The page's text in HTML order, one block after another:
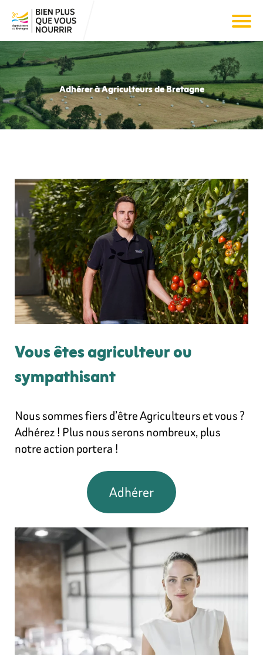
Adhérer à Agriculteurs de Bretagne
Vous êtes agriculteur ou
sympathisant
Nous sommes fiers d’être Agriculteurs et vous ?
Adhérez ! Plus nous serons nombreux, plus
notre action portera !
Adhérer